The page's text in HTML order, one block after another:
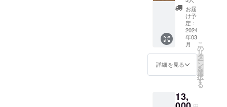
で、爽
やかな
香りの
飲みや
すい
シャル
ドネで
す。香
ず、辛
口の
けは高
いアル
コール
度数、
真っ向
勝負の
赤のス
パーク
地：
オース
より発
送致し
ます。
〒885-
0003 宮
崎県都
城市高
木町
6316番
(朝霧の
こん
じょ敷
お届
け予
定：
2024
年03
月
詳細を見る
こ
の
リ
タ
ー
ン
を
選
択
す
る
13,